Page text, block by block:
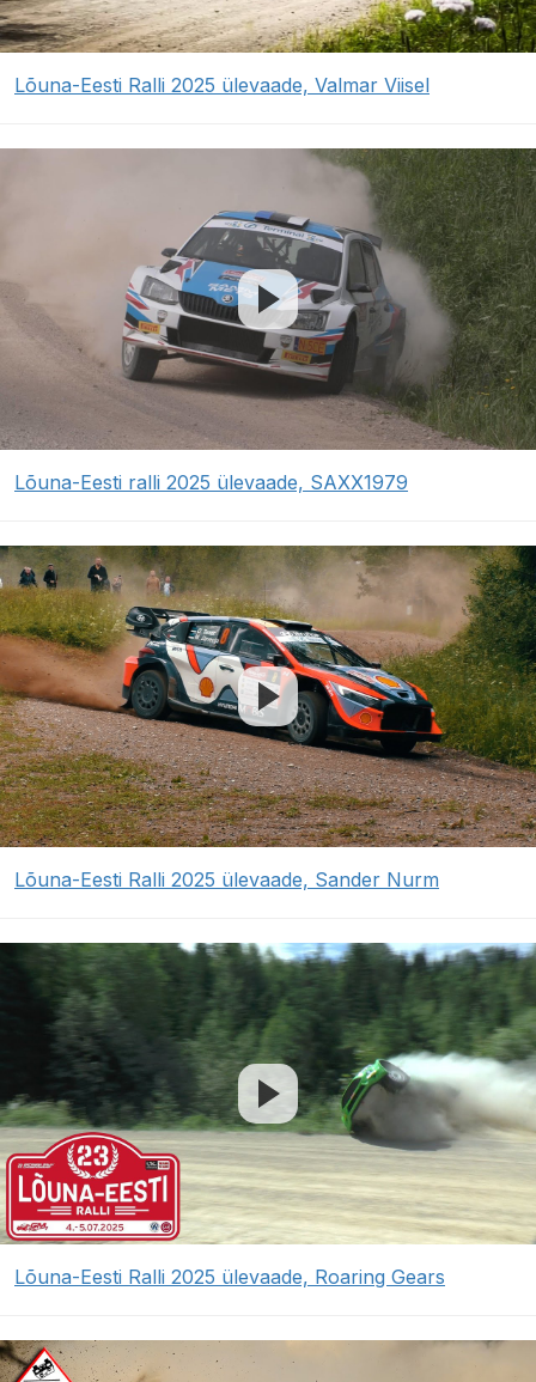
Lõuna-Eesti Ralli 2025 ülevaade, Valmar Viisel
Lõuna-Eesti ralli 2025 ülevaade, SAXX1979
Lõuna-Eesti Ralli 2025 ülevaade, Sander Nurm
Lõuna-Eesti Ralli 2025 ülevaade, Roaring Gears